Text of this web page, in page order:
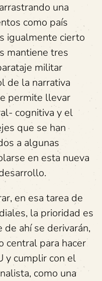
una
como país
igualmente cierto
mantiene tres
militar
de la narrativa
permite llevar
cognitiva y el
que se han
a algunas
en esta nueva
en esa tarea de
la prioridad es
de ahí se derivarán,
central para hacer
y cumplir con el
como una